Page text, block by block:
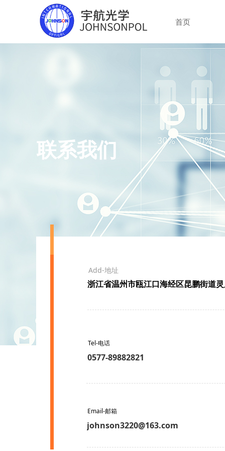
首页
Add-地址
浙江省温州市瓯江口海经区昆鹏街道
0577-89882821
Tel-电话
johnson3220@163.com
Email-邮箱
联系我们